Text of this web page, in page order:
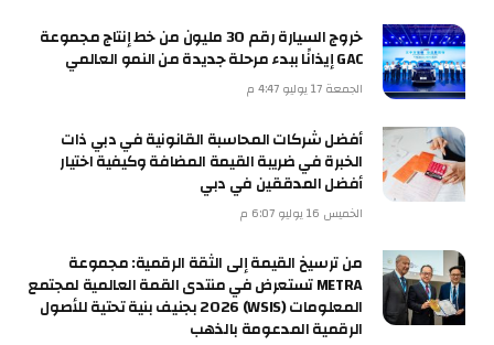
خروج السيارة رقم 30 مليون من خط إنتاج مجموعة
GAC إيذانًا ببدء مرحلة جديدة من النمو العالمي
الجمعة 17 يوليو 4:47 م
أفضل شركات المحاسبة القانونية في دبي ذات
الخبرة في ضريبة القيمة المضافة وكيفية اختيار
أفضل المدققين في دبي
الخميس 16 يوليو 6:07 م
من ترسيخ القيمة إلى الثقة الرقمية: مجموعة
METRA تستعرض في منتدى القمة العالمية لمجتمع
المعلومات (WSIS) 2026 بجنيف بنية تحتية للأصول
الرقمية المدعومة بالذهب